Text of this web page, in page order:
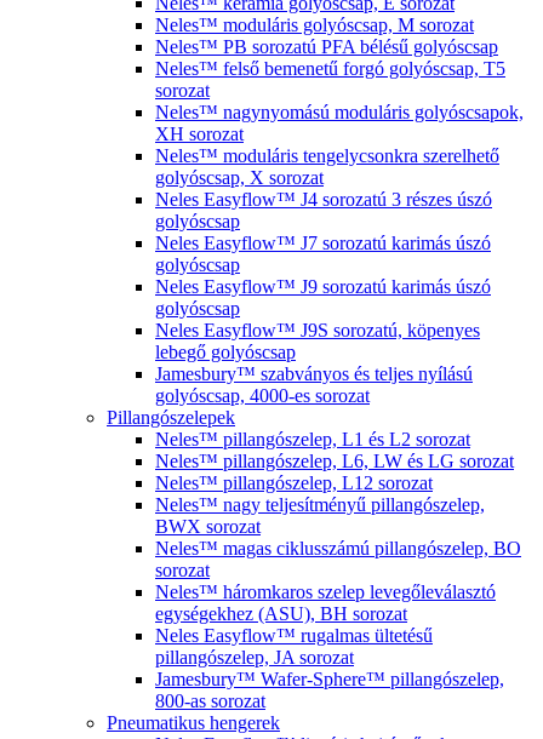
Neles™ moduláris golyóscsap, M sorozat
Neles™ PB sorozatú PFA bélésű golyóscsap
Neles™ felső bemenetű forgó golyóscsap, T5
sorozat
Neles™ nagynyomású moduláris golyóscsapok,
XH sorozat
Neles™ moduláris tengelycsonkra szerelhető
golyóscsap, X sorozat
Neles Easyflow™ J4 sorozatú 3 részes úszó
golyóscsap
Neles Easyflow™ J7 sorozatú karimás úszó
golyóscsap
Neles Easyflow™ J9 sorozatú karimás úszó
golyóscsap
Neles Easyflow™ J9S sorozatú, köpenyes
lebegő golyóscsap
Jamesbury™ szabványos és teljes nyílású
golyóscsap, 4000-es sorozat
Pillangószelepek
Neles™ pillangószelep, L1 és L2 sorozat
Neles™ pillangószelep, L6, LW és LG sorozat
Neles™ pillangószelep, L12 sorozat
Neles™ nagy teljesítményű pillangószelep,
BWX sorozat
Neles™ magas ciklusszámú pillangószelep, BO
sorozat
Neles™ háromkaros szelep levegőleválasztó
egységekhez (ASU), BH sorozat
Neles Easyflow™ rugalmas ültetésű
pillangószelep, JA sorozat
Jamesbury™ Wafer-Sphere™ pillangószelep,
800-as sorozat
Pneumatikus hengerek